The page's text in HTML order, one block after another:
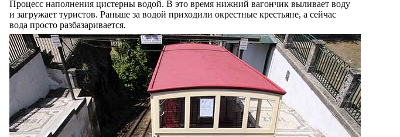
Процесс наполнения цистерны водой. В это время нижний вагончик выливает воду
и загружает туристов. Раньше за водой приходили окрестные крестьяне, а сейчас
вода просто разбазаривается.